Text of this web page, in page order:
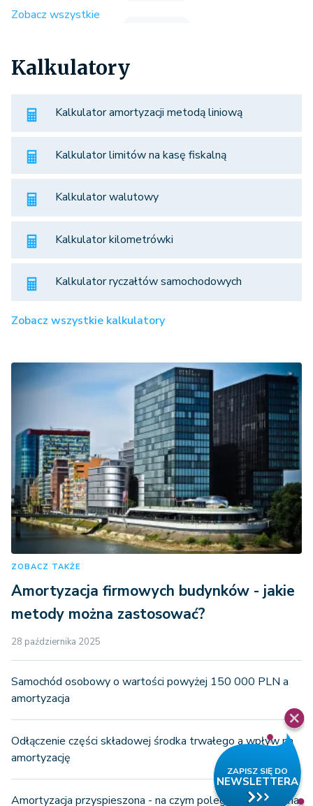
Zobacz wszystkie
Kalkulatory
Kalkulator amortyzacji metodą liniową
Kalkulator limitów na kasę fiskalną
Kalkulator walutowy
Kalkulator kilometrówki
Kalkulator ryczałtów samochodowych
Zobacz wszystkie kalkulatory
ZOBACZ TAKŻE
Amortyzacja firmowych budynków - jakie
metody można zastosować?
28 października 2025
Samochód osobowy o wartości powyżej 150 000 PLN a
amortyzacja
Odłączenie części składowej środka trwałego a wpływ na
amortyzację
Amortyzacja przyspieszona - na czym polega i kiedy można